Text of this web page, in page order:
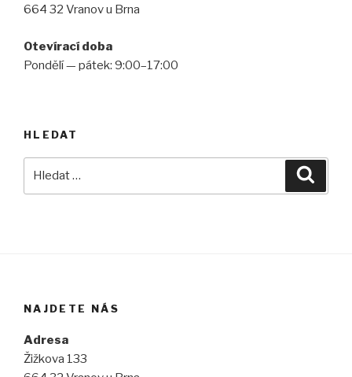
664 32 Vranov u Brna
Otevírací doba
Pondělí — pátek: 9:00–17:00
HLEDAT
NAJDETE NÁS
Adresa
Žižkova 133